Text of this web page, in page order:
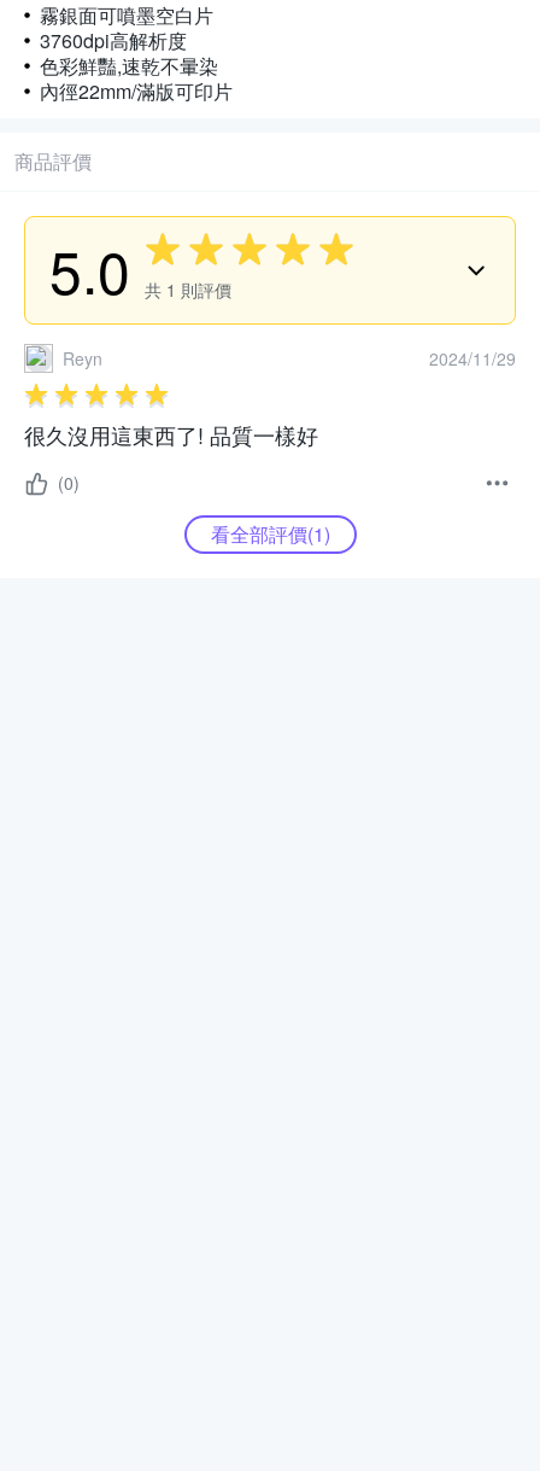
霧銀面可噴墨空白片
3760dpi高解析度
色彩鮮豔,速乾不暈染
內徑22mm/滿版可印片
商品評價
5.0 共 1 則評價
Reyn 2024/11/29
很久沒用這東西了! 品質一樣好
(0)
看全部評價(1)